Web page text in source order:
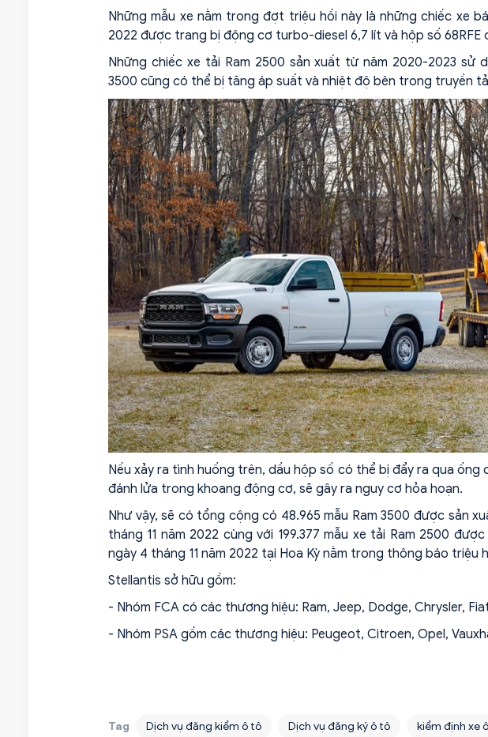
Những mẫu xe nằm trong đợt triệu hồi này là những chiếc xe
2022 được trang bị động cơ turbo-diesel 6,7 lít và hộp số 68RFE
Những chiếc xe tải Ram 2500 sản xuất từ năm 2020-2023 sử
3500 cũng có thể bị tăng áp suất và nhiệt độ bên trong truyền
Nếu xảy ra tình huống trên, dầu hộp số có thể bị đẩy ra qua ống
đánh lửa trong khoang động cơ, sẽ gây ra nguy cơ hỏa hoạn.
Như vậy, sẽ có tổng cộng có 48.965 mẫu Ram 3500 được sản
tháng 11 năm 2022 cùng với 199.377 mẫu xe tải Ram 2500
ngày 4 tháng 11 năm 2022 tại Hoa Kỳ nằm trong thông báo triệu
Stellantis sở hữu gồm:
- Nhóm FCA có các thương hiệu: Ram, Jeep, Dodge, Chrysler,
- Nhóm PSA gồm các thương hiệu: Peugeot, Citroen, Opel,
Tag Dịch vụ đăng kiểm ô tô Dịch vụ đăng ký ô tô kiểm định xe